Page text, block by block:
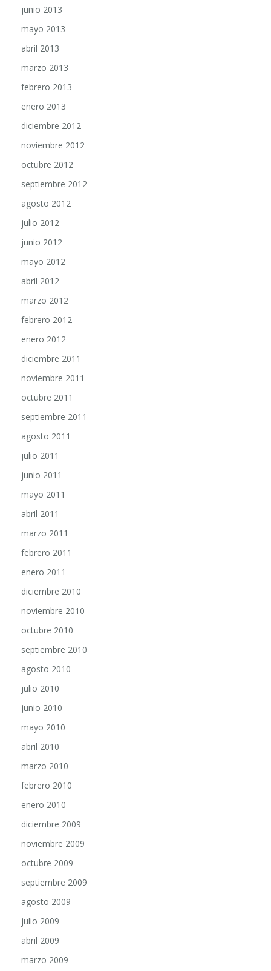
mayo 2013
abril 2013
marzo 2013
febrero 2013
enero 2013
diciembre 2012
noviembre 2012
octubre 2012
septiembre 2012
agosto 2012
julio 2012
junio 2012
mayo 2012
abril 2012
marzo 2012
febrero 2012
enero 2012
diciembre 2011
noviembre 2011
octubre 2011
septiembre 2011
agosto 2011
julio 2011
junio 2011
mayo 2011
abril 2011
marzo 2011
febrero 2011
enero 2011
diciembre 2010
noviembre 2010
octubre 2010
septiembre 2010
agosto 2010
julio 2010
junio 2010
mayo 2010
abril 2010
marzo 2010
febrero 2010
enero 2010
diciembre 2009
noviembre 2009
octubre 2009
septiembre 2009
agosto 2009
julio 2009
abril 2009
marzo 2009
febrero 2009